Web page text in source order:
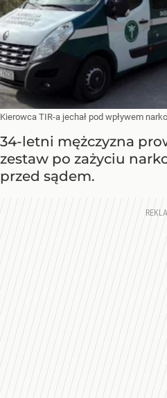
Kierowca TIR-a jechał pod wpływem
34-letni mężczyzna
zestaw po zażyciu
przed sądem.